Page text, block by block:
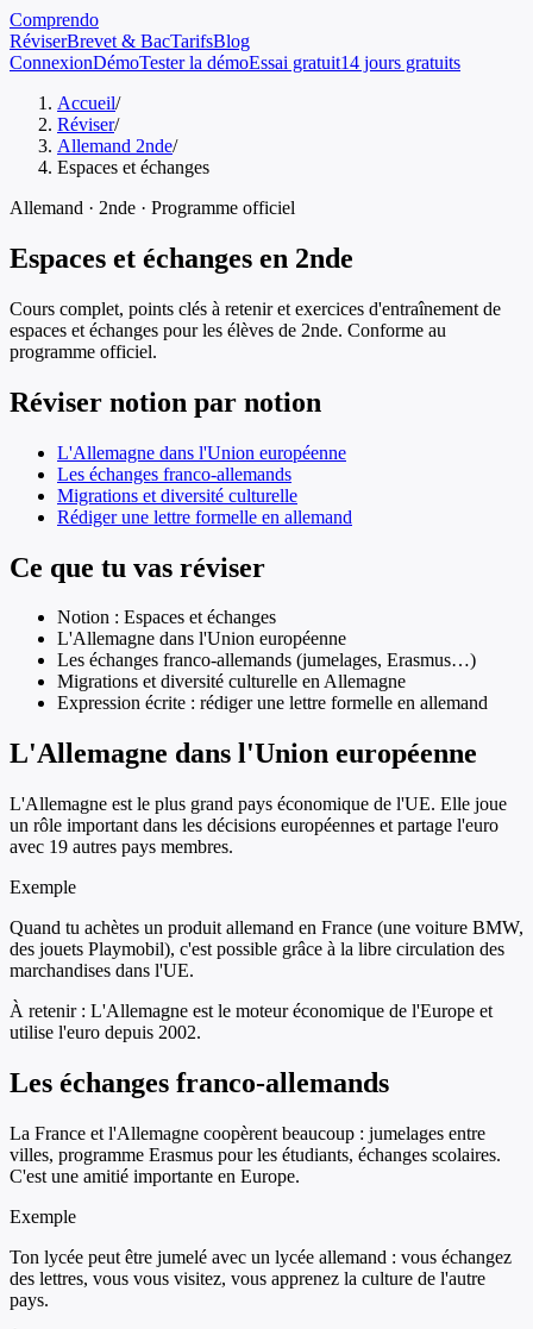
Comprendo
RéviserBrevet & BacTarifsBlog
ConnexionDémoTester la démoEssai gratuit14 jours gratuits
Accueil/
Réviser/
Allemand 2nde/
Espaces et échanges
Allemand · 2nde · Programme officiel
Espaces et échanges en 2nde
Cours complet, points clés à retenir et exercices d'entraînement de
espaces et échanges pour les élèves de 2nde. Conforme au
programme officiel.
Réviser notion par notion
L'Allemagne dans l'Union européenne
Les échanges franco-allemands
Migrations et diversité culturelle
Rédiger une lettre formelle en allemand
Ce que tu vas réviser
Notion : Espaces et échanges
L'Allemagne dans l'Union européenne
Les échanges franco-allemands (jumelages, Erasmus…)
Migrations et diversité culturelle en Allemagne
Expression écrite : rédiger une lettre formelle en allemand
L'Allemagne dans l'Union européenne
L'Allemagne est le plus grand pays économique de l'UE. Elle joue
un rôle important dans les décisions européennes et partage l'euro
avec 19 autres pays membres.
Exemple
Quand tu achètes un produit allemand en France (une voiture BMW,
des jouets Playmobil), c'est possible grâce à la libre circulation des
marchandises dans l'UE.
À retenir : L'Allemagne est le moteur économique de l'Europe et
utilise l'euro depuis 2002.
Les échanges franco-allemands
La France et l'Allemagne coopèrent beaucoup : jumelages entre
villes, programme Erasmus pour les étudiants, échanges scolaires.
C'est une amitié importante en Europe.
Exemple
Ton lycée peut être jumelé avec un lycée allemand : vous échangez
des lettres, vous vous visitez, vous apprenez la culture de l'autre
pays.